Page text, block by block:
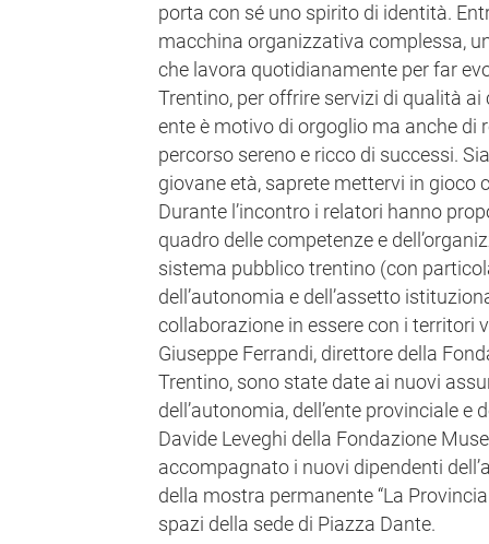
porta con sé uno spirito di identità.
macchina organizzativa complessa,
che lavora quotidianamente per far
Trentino, per offrire servizi di qualità
ente è motivo di orgoglio ma anche di
percorso sereno e ricco di successi.
giovane età, saprete mettervi in gioco
Durante l’incontro i relatori hanno
quadro delle competenze e
sistema pubblico trentino (con
dell’autonomia e dell’assetto
collaborazione in essere con i territori
Giuseppe Ferrandi, direttore della
Trentino, sono state date ai nuovi
dell’autonomia, dell’ente provinciale
Davide Leveghi della Fondazione
accompagnato i nuovi dipendenti
della mostra permanente “La
spazi della sede di Piazza Dante.